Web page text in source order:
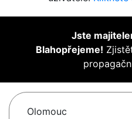
Jste
Blahopřejeme!
Olomouc